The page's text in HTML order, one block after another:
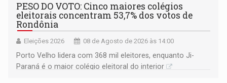
PESO DO VOTO: Cinco maiores colégios
eleitorais concentram 53,7% dos votos de
Rondônia
Eleições 2026 08 de Agosto de 2026 às 14:00
Porto Velho lidera com 368 mil eleitores, enquanto Ji-
Paraná é o maior colégio eleitoral do interior